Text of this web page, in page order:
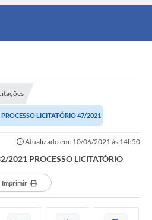
LICITATÓRIO 47/2021
Atualizado em: 10/06/2021 às 14h50
2021 PROCESSO LICITATÓRIO
Imprimir